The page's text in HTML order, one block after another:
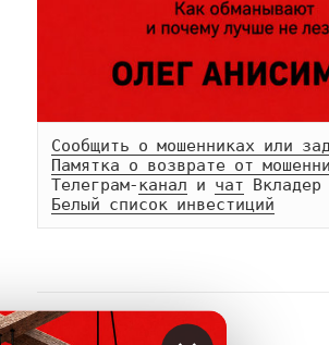
Сообщить о мошенниках или
Памятка о возврате от
Телеграм-канал и чат
Белый список инвестиций
АВТОР